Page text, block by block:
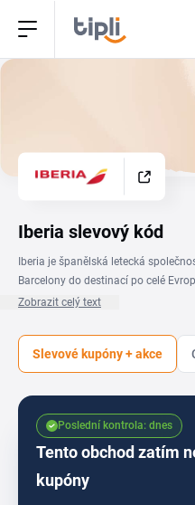
Iberia slevový kód
Iberia je španělská letecká
Barcelony do destinací po celé
Iberia slevovým kódem zaplatíš za
přehledu na této stránce. Kromě
sedadel, výběr zavazadel a
Avios. Sleduj tuto stránku, ať ti
ani sezónní výprodej spojení do
rezervaci letenky.
Zobrazit celý text
Slevové kupóny + akce
Tento obchod zatím
kupóny
Poslední kontrola: dnes